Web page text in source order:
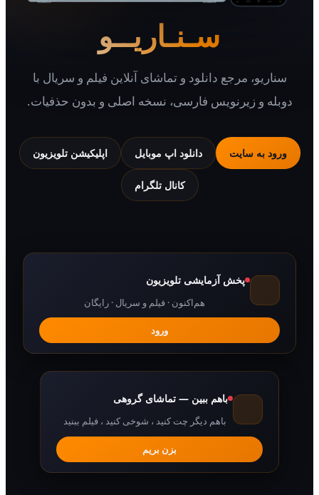
سـنـاریــو
مرجع دانلود و تماشای آنلاین فیلم و سریال با
و زیرنویس فارسی، نسخه اصلی و بدون حذفیات.
به سایت دانلود اپ موبایل اپلیکیشن تلویزیون
کانال تلگرام
پخش آزمایشی تلویزیون
هم‌اکنون · فیلم و سریال · رایگان
باهم ببین — تماشای گروهی
باهم دیگر چت کنید ، شوخی کنید ، فیلم ببنید